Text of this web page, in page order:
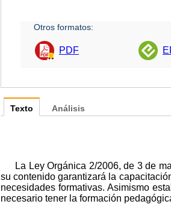
Otros formatos:
PDF
Texto
La Ley Orgánica 2/2006, de 3 de
su contenido garantizará la
necesidades formativas. Asimismo
necesario tener la formación
Análisis